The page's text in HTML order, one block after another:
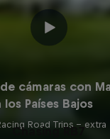
Chasing RB7